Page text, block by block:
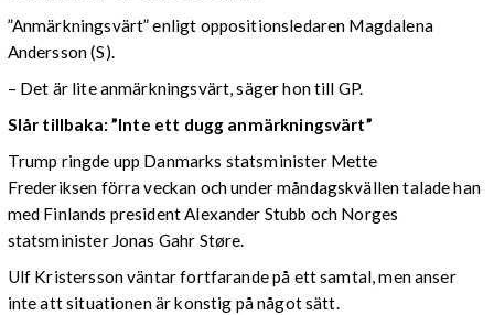
”Anmärkningsvärt” enligt oppositionsledaren Magdalena
Andersson (S).
– Det är lite anmärkningsvärt, säger hon till GP.
Slår tillbaka: ”Inte ett dugg anmärkningsvärt”
Trump ringde upp Danmarks statsminister Mette
Frederiksen förra veckan och under måndagskvällen talade han
med Finlands president Alexander Stubb och Norges
statsminister Jonas Gahr Støre.
Ulf Kristersson väntar fortfarande på ett samtal, men anser
inte att situationen är konstig på något sätt.